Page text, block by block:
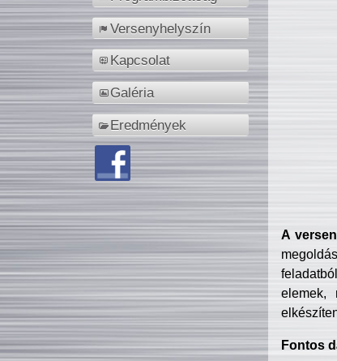
Versenyhelyszín
Kapcsolat
Galéria
Eredmények
A
elemek,
Fontos